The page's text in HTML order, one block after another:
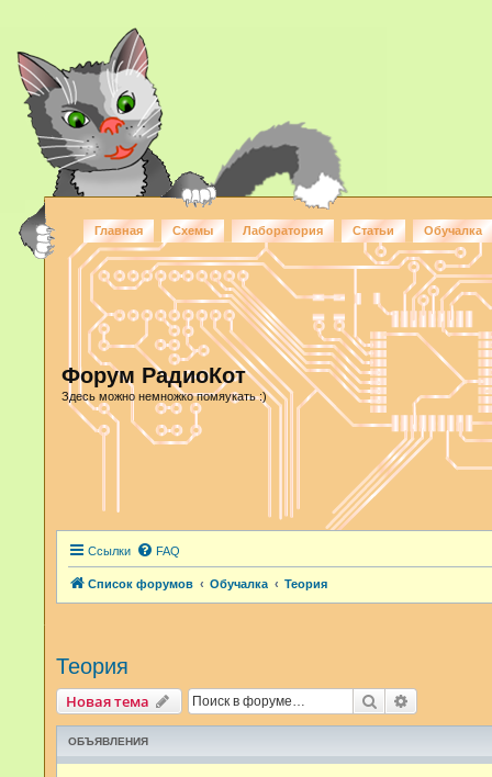
Главная Схемы Лаборатория Статьи Обучалка
Форум РадиоКот
Здесь можно немножко помяукать :)
Ссылки FAQ
Список форумов Обучалка Теория
Теория
Новая тема Поиск
ОБЪЯВЛЕНИЯ